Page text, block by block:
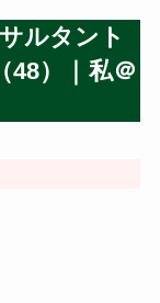
ルタント
48）｜私＠